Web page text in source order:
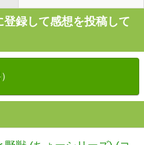
録して感想を投稿して